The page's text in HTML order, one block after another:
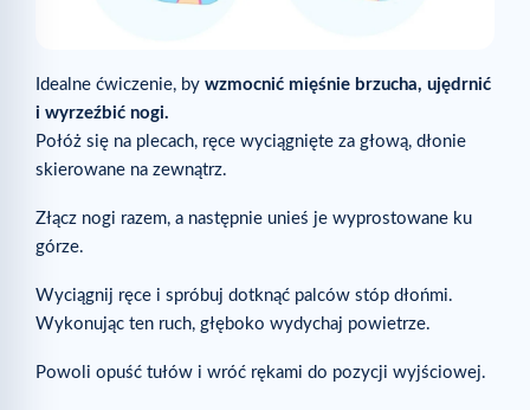
Idealne ćwiczenie, by wzmocnić mięśnie brzucha, ujędrnić
i wyrzeźbić nogi.
Połóż się na plecach, ręce wyciągnięte za głową, dłonie
skierowane na zewnątrz.
Złącz nogi razem, a następnie unieś je wyprostowane ku
górze.
Wyciągnij ręce i spróbuj dotknąć palców stóp dłońmi.
Wykonując ten ruch, głęboko wydychaj powietrze.
Powoli opuść tułów i wróć rękami do pozycji wyjściowej.